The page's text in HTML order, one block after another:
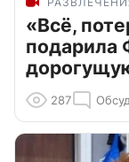
«Всё,
подарила
287